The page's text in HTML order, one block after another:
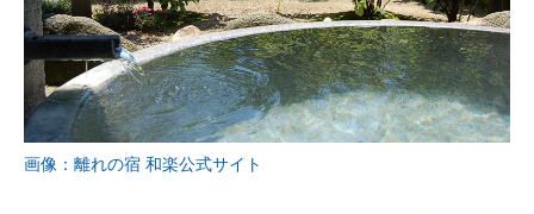
画像：離れの宿 和楽公式サイト